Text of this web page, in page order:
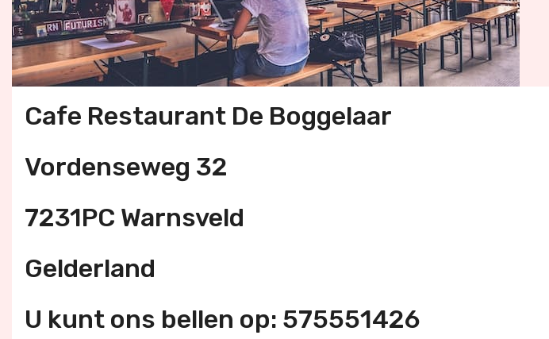
Cafe Restaurant De Boggelaar
Vordenseweg 32
7231PC Warnsveld
Gelderland
U kunt ons bellen op: 575551426